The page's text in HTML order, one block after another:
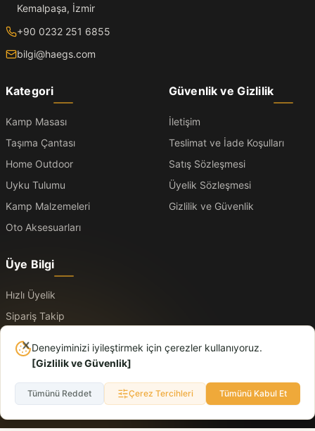
Deneyiminizi iyileştirmek için çerezler kullanıyoruz.
[Gizlilik ve Güvenlik]
Tümünü Reddet Çerez Tercihleri Tümünü Kabul Et
Kemalpaşa, İzmir
+90 0232 251 6855
bilgi@haegs.com
Kategori
Kamp Masası
Taşıma Çantası
Home Outdoor
Uyku Tulumu
Kamp Malzemeleri
Oto Aksesuarları
Güvenlik ve Gizlilik
İletişim
Teslimat ve İade Koşulları
Satış Sözleşmesi
Üyelik Sözleşmesi
Gizlilik ve Güvenlik
Üye Bilgi
Hızlı Üyelik
Sipariş Takip
Üye Giriş